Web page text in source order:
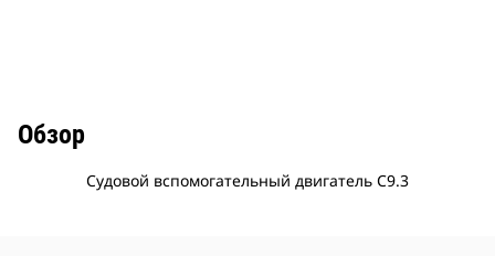
Обзор
Судовой вспомогательный двигатель C9.3